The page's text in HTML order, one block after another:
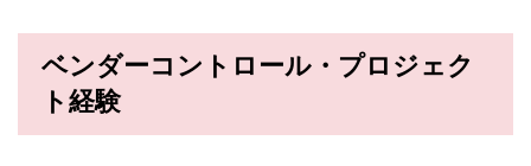
ベンダーコントロール・プロジェク
ト経験